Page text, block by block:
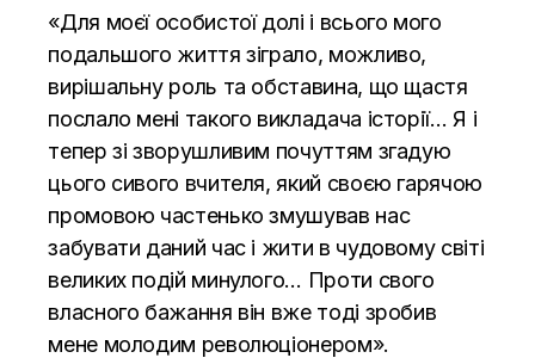
«Для моєї особистої долі і всього мого
подальшого життя зіграло, можливо,
вирішальну роль та обставина, що щастя
послало мені такого викладача історії… Я і
тепер зі зворушливим почуттям згадую
цього сивого вчителя, який своєю гарячою
промовою частенько змушував нас
забувати даний час і жити в чудовому світі
великих подій минулого… Проти свого
власного бажання він вже тоді зробив
мене молодим революціонером».